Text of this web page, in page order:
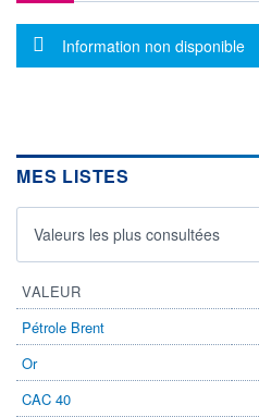
0,0000
+ HAUT
12,0299
30 524
23 873 MUSD
Message d'information
Information non disponible
MES LISTES
Valeurs les plus consultées
VALEUR
Pétrole Brent
Or
CAC 40